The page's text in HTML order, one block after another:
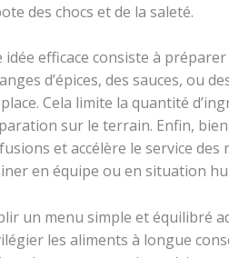
des chocs et de la saleté.
idée efficace consiste à
d’épices, des sauces, ou
Cela limite la quantité
sur le terrain. Enfin,
et accélère le service
en équipe ou en situation
un menu simple et équilibré
les aliments à longue